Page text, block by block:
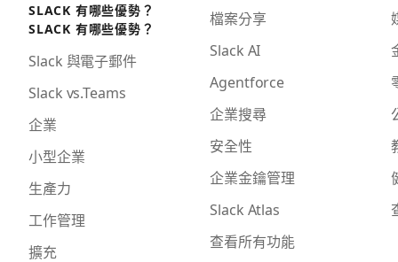
SLACK 有哪些優勢？
SLACK 有哪些優勢？
Slack 與電子郵件
Slack vs.Teams
企業
小型企業
生產力
工作管理
擴充
檔案分享
Slack AI
Agentforce
企業搜尋
安全性
企業金鑰管理
Slack Atlas
查看所有功能